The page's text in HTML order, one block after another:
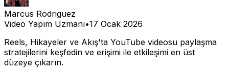
Marcus Rodriguez
Video Yapım Uzmanı•17 Ocak 2026
Reels, Hikayeler ve Akış'ta YouTube videosu paylaşma
stratejilerini keşfedin ve erişimi ile etkileşimi en üst
düzeye çıkarın.